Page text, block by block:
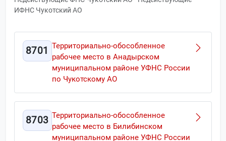
ИФНС Чукотский АО
8701 Территориально-обособленное
рабочее место в Анадырском
муниципальном районе УФНС России
по Чукотскому АО
8703 Территориально-обособленное
рабочее место в Билибинском
муниципальном районе УФНС России